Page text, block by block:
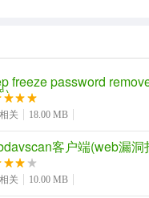
正式版 v4.5 绿色最新版
：2.7M 语言： 简体
86/98版 最新免费版 评
freeze password
)
关 18.00 MB
客户端(web漏洞
关 10.00 MB